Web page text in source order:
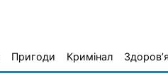
Пригоди Кримінал Здоров’я